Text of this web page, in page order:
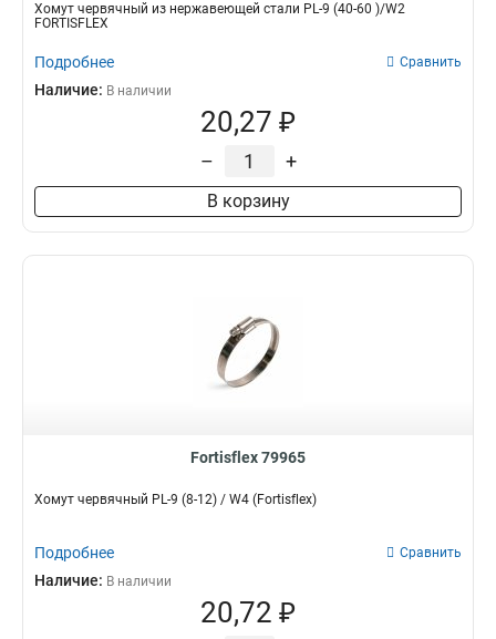
Хомут червячный из нержавеющей стали PL-9 (40-60 )/W2
FORTISFLEX
Подробнее Сравнить
Наличие: В наличии
20,27 ₽
– +
В корзину
Fortisflex 79965
Хомут червячный PL-9 (8-12) / W4 (Fortisflex)
Подробнее Сравнить
Наличие: В наличии
20,72 ₽